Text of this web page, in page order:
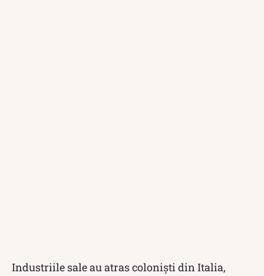
Industriile sale au atras coloniști din Italia,